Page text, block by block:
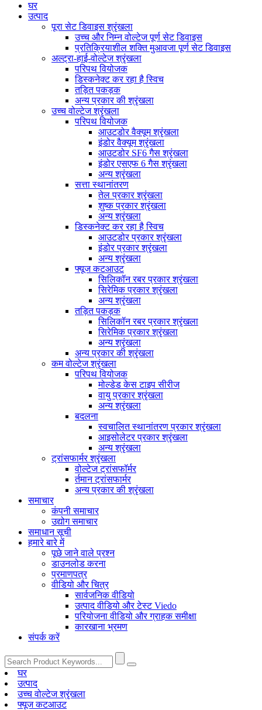
घर
उत्पाद
पूरा सेट डिवाइस श्रृंखला
उच्च और निम्न वोल्टेज पूर्ण सेट डिवाइस
प्रतिक्रियाशील शक्ति मुआवजा पूर्ण सेट डिवाइस
अल्ट्रा-हाई-वोल्टेज श्रृंखला
परिपथ वियोजक
डिस्कनेक्ट कर रहा है स्विच
तड़ित पकड़क
अन्य प्रकार की श्रृंखला
उच्च वोल्टेज श्रृंखला
परिपथ वियोजक
आउटडोर वैक्यूम श्रृंखला
इंडोर वैक्यूम श्रृंखला
आउटडोर SF6 गैस श्रृंखला
इंडोर एसएफ 6 गैस श्रृंखला
अन्य श्रृंखला
सत्ता स्थानांतरण
तेल प्रकार श्रृंखला
शुष्क प्रकार श्रृंखला
अन्य श्रृंखला
डिस्कनेक्ट कर रहा है स्विच
आउटडोर प्रकार श्रृंखला
इंडोर प्रकार श्रृंखला
अन्य श्रृंखला
फ्यूज कटआउट
सिलिकॉन रबर प्रकार श्रृंखला
सिरेमिक प्रकार श्रृंखला
अन्य श्रृंखला
तड़ित पकड़क
सिलिकॉन रबर प्रकार श्रृंखला
सिरेमिक प्रकार श्रृंखला
अन्य श्रृंखला
अन्य प्रकार की श्रृंखला
कम वोल्टेज श्रृंखला
परिपथ वियोजक
मोल्डेड केस टाइप सीरीज
वायु प्रकार श्रृंखला
अन्य श्रृंखला
बदलना
स्वचालित स्थानांतरण प्रकार श्रृंखला
आइसोलेटर प्रकार श्रृंखला
अन्य श्रृंखला
ट्रांसफार्मर श्रृंखला
वोल्टेज ट्रांसफॉर्मर
र्तमान ट्रांसफार्मर
अन्य प्रकार की श्रृंखला
समाचार
कंपनी समाचार
उद्योग समाचार
समाधान सूची
हमारे बारे में
पूछे जाने वाले प्रश्न
डाउनलोड करना
प्रमाणपत्र
वीडियो और चित्र
सार्वजनिक वीडियो
उत्पाद वीडियो और टेस्ट Viedo
परियोजना वीडियो और ग्राहक समीक्षा
कारखाना भ्रमण
संपर्क करें
घर
उत्पाद
उच्च वोल्टेज श्रृंखला
फ्यूज कटआउट